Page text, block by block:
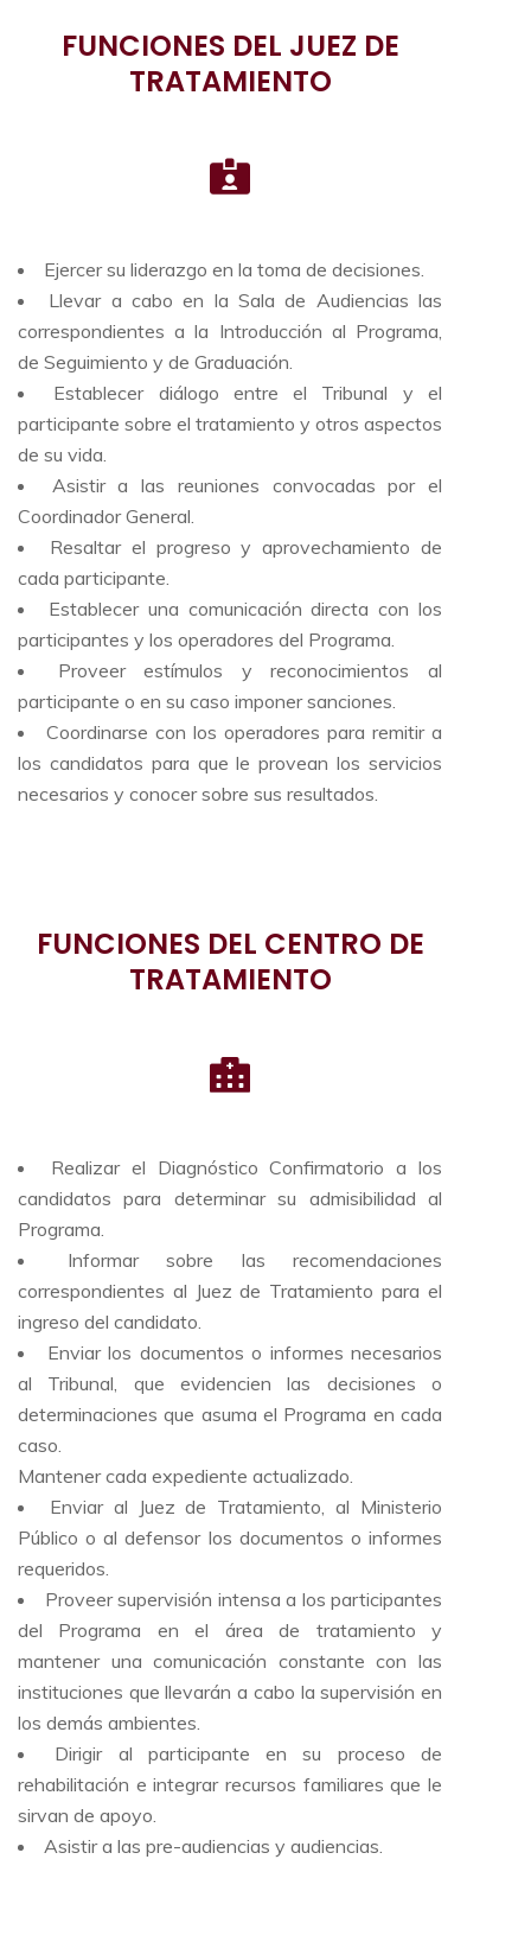
FUNCIONES DEL JUEZ DE
TRATAMIENTO
Ejercer su liderazgo en la toma de decisiones.
Llevar a cabo en la Sala de Audiencias las
correspondientes a la Introducción al Programa,
de Seguimiento y de Graduación.
Establecer diálogo entre el Tribunal y el
participante sobre el tratamiento y otros aspectos
de su vida.
Asistir a las reuniones convocadas por el
Coordinador General.
Resaltar el progreso y aprovechamiento de
cada participante.
Establecer una comunicación directa con los
participantes y los operadores del Programa.
Proveer estímulos y reconocimientos al
participante o en su caso imponer sanciones.
Coordinarse con los operadores para remitir a
los candidatos para que le provean los servicios
necesarios y conocer sobre sus resultados.
FUNCIONES DEL CENTRO DE
TRATAMIENTO
Realizar el Diagnóstico Confirmatorio a los
candidatos para determinar su admisibilidad al
Programa.
Informar sobre las recomendaciones
correspondientes al Juez de Tratamiento para el
ingreso del candidato.
Enviar los documentos o informes necesarios
al Tribunal, que evidencien las decisiones o
determinaciones que asuma el Programa en cada
caso.
Mantener cada expediente actualizado.
Enviar al Juez de Tratamiento, al Ministerio
Público o al defensor los documentos o informes
requeridos.
Proveer supervisión intensa a los participantes
del Programa en el área de tratamiento y
mantener una comunicación constante con las
instituciones que llevarán a cabo la supervisión en
los demás ambientes.
Dirigir al participante en su proceso de
rehabilitación e integrar recursos familiares que le
sirvan de apoyo.
Asistir a las pre-audiencias y audiencias.